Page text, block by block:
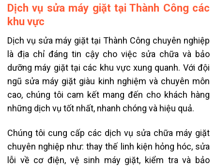
Dịch vụ sửa máy giặt tại Thành Công các
khu vực
Dịch vụ sửa máy giặt tại Thành Công chuyên nghiệp
là địa chỉ đáng tin cậy cho việc sửa chữa và bảo
dưỡng máy giặt tại các khu vực xung quanh. Với đội
ngũ sửa máy giặt giàu kinh nghiệm và chuyên môn
cao, chúng tôi cam kết mang đến cho khách hàng
những dịch vụ tốt nhất, nhanh chóng và hiệu quả.
Chúng tôi cung cấp các dịch vụ sửa chữa máy giặt
chuyên nghiệp như: thay thế linh kiện hỏng hóc, sửa
lỗi về cơ điện, vệ sinh máy giặt, kiểm tra và bảo